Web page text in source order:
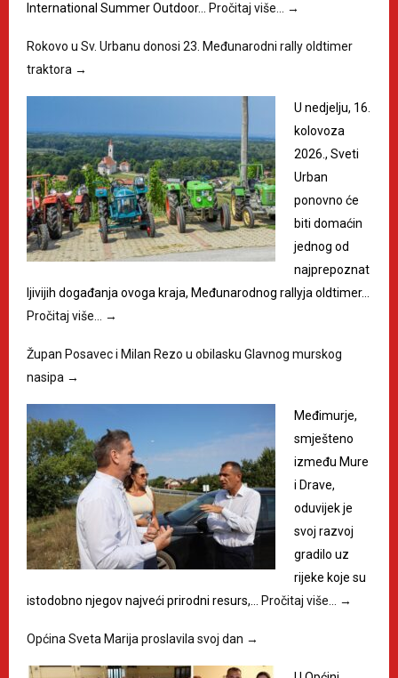
International Summer Outdoor…
Pročitaj više… →
Rokovo u Sv. Urbanu donosi 23. Međunarodni rally oldtimer
traktora →
U nedjelju, 16.
kolovoza
2026., Sveti
Urban
ponovno će
biti domaćin
jednog od
najprepoznat
ljivijih događanja ovoga kraja, Međunarodnog rallyja oldtimer…
Pročitaj više…
→
Župan Posavec i Milan Rezo u obilasku Glavnog murskog
nasipa →
Međimurje,
smješteno
između Mure
i Drave,
oduvijek je
svoj razvoj
gradilo uz
rijeke koje su
istodobno njegov najveći prirodni resurs,…
Pročitaj više… →
Općina Sveta Marija proslavila svoj dan →